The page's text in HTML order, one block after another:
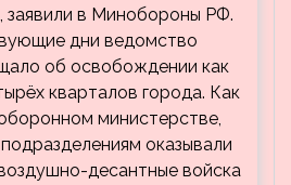
заявили в Минобороны РФ.
дни ведомство
об освобождении как
кварталов города. Как
министерстве,
оказывали
десантные войска